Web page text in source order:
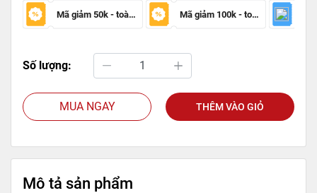
Mã giảm 50k - toàn sàn Mã giảm 100k - toàn sàn
Số lượng:
MUA NGAY THÊM VÀO GIỎ
Mô tả sản phẩm